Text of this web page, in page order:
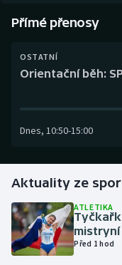
Curling
Florbal
Golf
Gymnastika
Přímé přenosy
OSTATNÍ
Orientační běh:
Dnes, 10:50-15:00
Aktuality ze
ATLETIKA
Před 1 hod